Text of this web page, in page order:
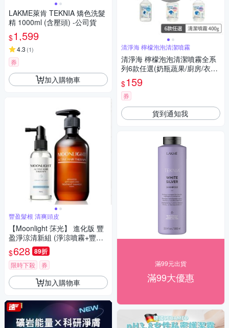
LAKME萊肯 TEKNIA 矯色洗髮
精 1000ml (含壓頭) -公司貨
$1,599
4.3 (1)
券
加入購物車
豐盈髮根 清爽頭皮
【Moonlight 莯光】 進化版 豐
盈淨涼清新組 (淨涼噴霧+豐盈
洗髮)
$628 89折
限時下殺 券
加入購物車
清淨海 檸檬泡泡清潔噴霧
清淨海 檸檬泡泡清潔噴霧全系
列6款任選(奶瓶蔬果/廚房/衣物/
地板/碗盤/水垢)
$159
券
貨到通知我
滿99元出貨
滿99大優惠